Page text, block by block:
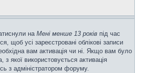
на Мені менше 13 років під час
щоб усі зареєстровані облікові записи
вам активація чи ні. Якщо вам було
якої використовується активація
з адміністратором форуму.